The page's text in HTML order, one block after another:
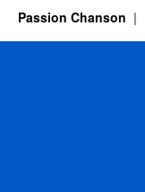
Passion Chanson